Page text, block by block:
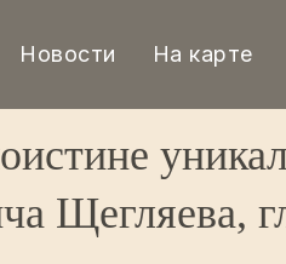
Новости На карте
Щегляева,